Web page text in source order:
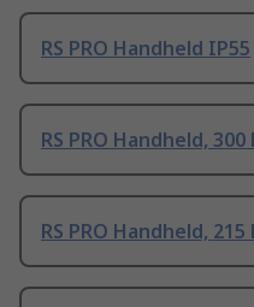
RS PRO Handheld IP55
RS PRO Handheld, 300
RS PRO Handheld, 215